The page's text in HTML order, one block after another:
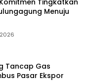
Tingkatkan
Menuju
Tancap Gas
Pasar Ekspor